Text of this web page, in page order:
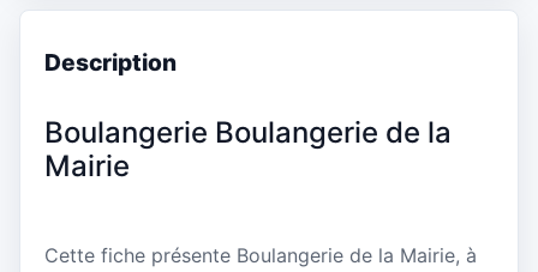
Description
Boulangerie Boulangerie de la
Mairie
Cette fiche présente Boulangerie de la Mairie, à